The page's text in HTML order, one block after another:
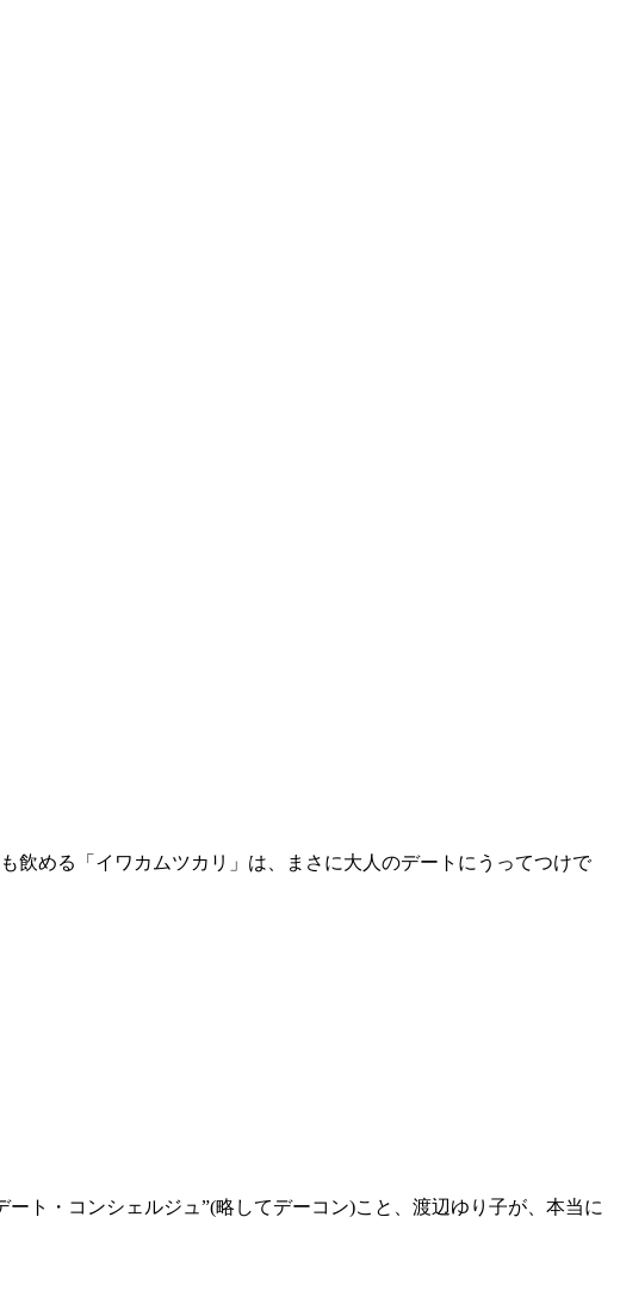
飲める「イワカムツカリ」は、まさに大人のデートにうってつけで
ト・コンシェルジュ”(略してデーコン)こと、渡辺ゆり子が、本当に